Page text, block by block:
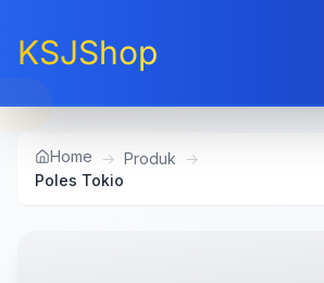
KSJShop
Home → Produk
→
Poles Tokio